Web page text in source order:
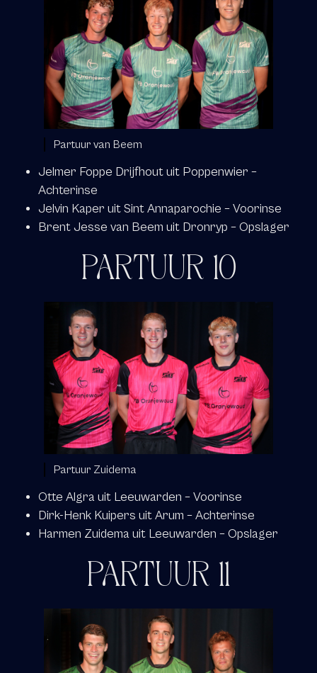
Partuur van Beem
Jelmer Foppe Drijfhout uit Poppenwier –
Achterinse
Jelvin Kaper uit Sint Annaparochie – Voorinse
Brent Jesse van Beem uit Dronryp – Opslager
PARTUUR 10
Partuur Zuidema
Otte Algra uit Leeuwarden – Voorinse
Dirk-Henk Kuipers uit Arum – Achterinse
Harmen Zuidema uit Leeuwarden – Opslager
PARTUUR 11